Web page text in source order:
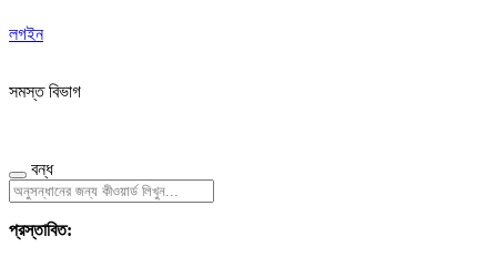
লগইন
সমস্ত বিভাগ
বন্ধ
প্রস্তাবিত: